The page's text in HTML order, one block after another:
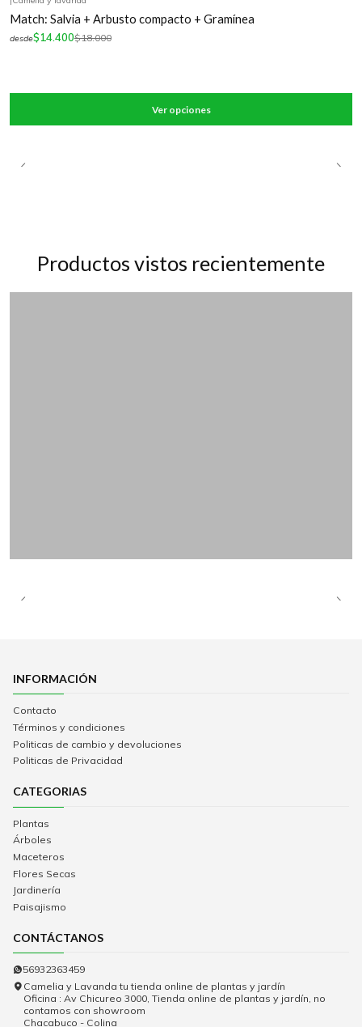
Match: Salvia + Arbusto compacto + Gramínea
desde$14.400$18.000
Ver opciones
Productos vistos recientemente
INFORMACIÓN
Contacto
Términos y condiciones
Politicas de cambio y devoluciones
Politicas de Privacidad
CATEGORIAS
Plantas
Árboles
Maceteros
Flores Secas
Jardinería
Paisajismo
CONTÁCTANOS
56932363459
Camelia y Lavanda tu tienda online de plantas y jardín
Oficina : Av Chicureo 3000, Tienda online de plantas y jardín, no
contamos con showroom
Chacabuco - Colina